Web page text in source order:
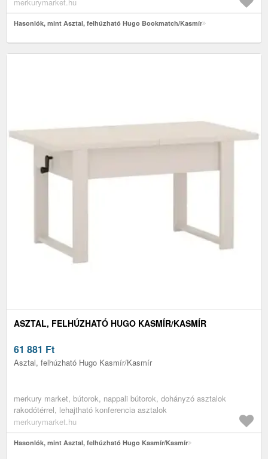
Hasonlók, mint Asztal, felhúzható Hugo Bookmatch/Kasmír
ASZTAL, FELHÚZHATÓ HUGO KASMÍR/KASMÍR
61 881 Ft
Asztal, felhúzható Hugo Kasmír/Kasmír
merkury market, bútorok, nappali bútorok, dohányzó asztalok
rakodótérrel, lehajtható konferencia asztalok
merkurymarket.hu
Hasonlók, mint Asztal, felhúzható Hugo Kasmír/Kasmír